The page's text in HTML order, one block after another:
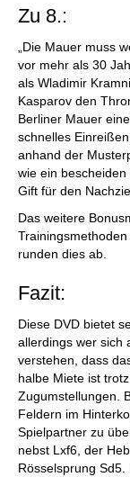
Zu 8.:
„Die Mauer muss
vor mehr als 30
als Wladimir
Kasparov den
Berliner Mauer
schnelles
anhand der
wie ein
Gift für den
Das weitere
runden dies ab.
Fazit:
Diese DVD bietet
allerdings wer sich
verstehen, dass
halbe Miete ist
Zugumstellungen.
Feldern im
Spielpartner zu
nebst Lxf6, der
Rösselsprung